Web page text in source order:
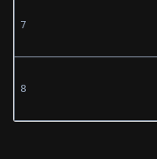
7
8